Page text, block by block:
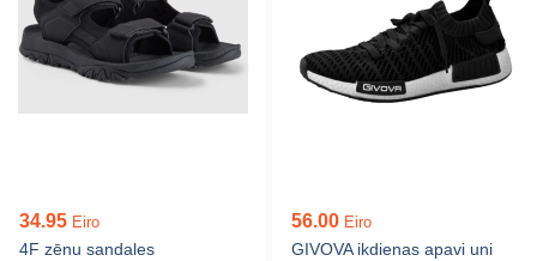
34.95 Eiro
4F zēnu sandales
56.00 Eiro
GIVOVA ikdienas apavi uni